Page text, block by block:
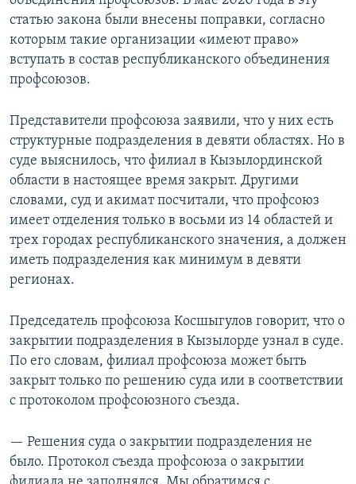
статью закона были внесены поправки, согласно
которым такие организации «имеют право»
вступать в состав республиканского объединения
профсоюзов.
Представители профсоюза заявили, что у них есть
структурные подразделения в девяти областях. Но в
суде выяснилось, что филиал в Кызылординской
области в настоящее время закрыт. Другими
словами, суд и акимат посчитали, что профсоюз
имеет отделения только в восьми из 14 областей и
трех городах республиканского значения, а должен
иметь подразделения как минимум в девяти
регионах.
Председатель профсоюза Косшыгулов говорит, что о
закрытии подразделения в Кызылорде узнал в суде.
По его словам, филиал профсоюза может быть
закрыт только по решению суда или в соответствии
с протоколом профсоюзного съезда.
— Решения суда о закрытии подразделения не
было. Протокол съезда профсоюза о закрытии